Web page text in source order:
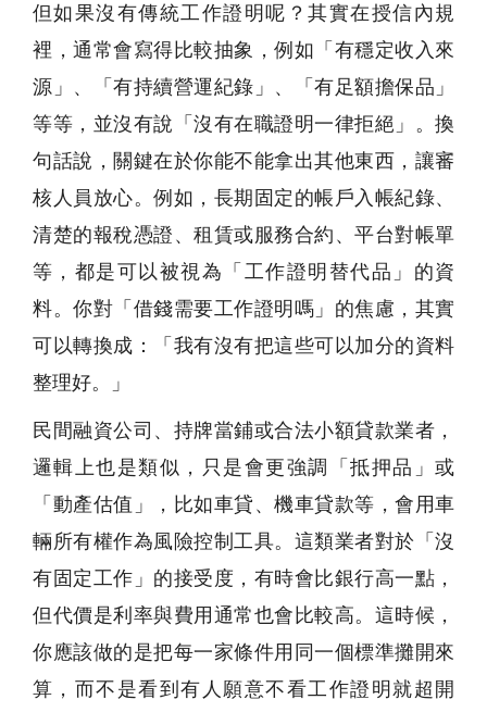
但如果沒有傳統工作證明呢？其實在授信內規
裡，通常會寫得比較抽象，例如「有穩定收入來
源」、「有持續營運紀錄」、「有足額擔保品」
等等，並沒有說「沒有在職證明一律拒絕」。換
句話說，關鍵在於你能不能拿出其他東西，讓審
核人員放心。例如，長期固定的帳戶入帳紀錄、
清楚的報稅憑證、租賃或服務合約、平台對帳單
等，都是可以被視為「工作證明替代品」的資
料。你對「借錢需要工作證明嗎」的焦慮，其實
可以轉換成：「我有沒有把這些可以加分的資料
整理好。」
民間融資公司、持牌當鋪或合法小額貸款業者，
邏輯上也是類似，只是會更強調「抵押品」或
「動產估值」，比如車貸、機車貸款等，會用車
輛所有權作為風險控制工具。這類業者對於「沒
有固定工作」的接受度，有時會比銀行高一點，
但代價是利率與費用通常也會比較高。這時候，
你應該做的是把每一家條件用同一個標準攤開來
算，而不是看到有人願意不看工作證明就超開